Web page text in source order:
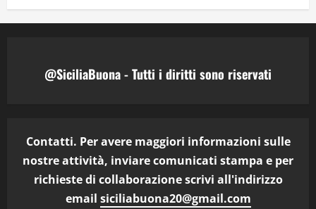
@SiciliaBuona - Tutti i diritti sono riservati
Contatti. Per avere maggiori informazioni sulle
nostre attività, inviare comunicati stampa e per
richieste di collaborazione scrivi all'indirizzo
email siciliabuona20@gmail.com